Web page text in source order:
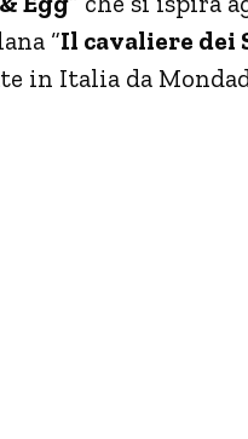
“Il cavaliere dei
in Italia da